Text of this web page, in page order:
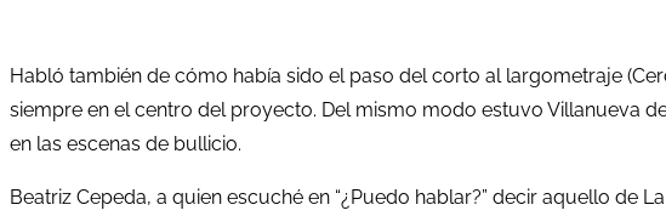
Habló también de cómo había sido el paso del corto al largometraje
siempre en el centro del proyecto. Del mismo modo estuvo Villanueva
en las escenas de bullicio.
Beatriz Cepeda, a quien escuché en “¿Puedo hablar?” decir aquello de